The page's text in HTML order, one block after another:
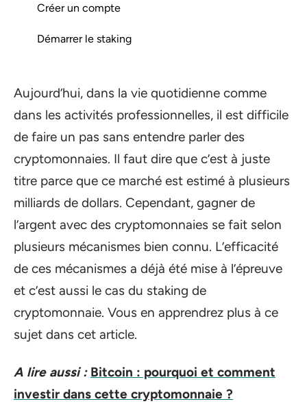
Créer un compte
Démarrer le staking
Aujourd’hui, dans la vie quotidienne comme
dans les activités professionnelles, il est difficile
de faire un pas sans entendre parler des
cryptomonnaies. Il faut dire que c’est à juste
titre parce que ce marché est estimé à plusieurs
milliards de dollars. Cependant, gagner de
l’argent avec des cryptomonnaies se fait selon
plusieurs mécanismes bien connu. L’efficacité
de ces mécanismes a déjà été mise à l’épreuve
et c’est aussi le cas du staking de
cryptomonnaie. Vous en apprendrez plus à ce
sujet dans cet article.
A lire aussi : Bitcoin : pourquoi et comment
investir dans cette cryptomonnaie ?